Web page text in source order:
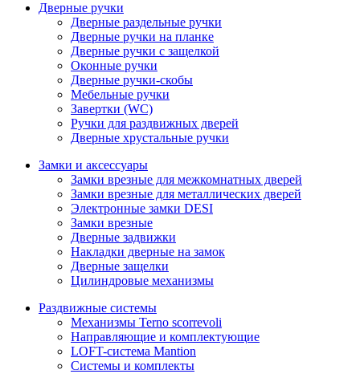
Дверные ручки
Дверные раздельные ручки
Дверные ручки на планке
Дверные ручки с защелкой
Оконные ручки
Дверные ручки-скобы
Мебельные ручки
Завертки (WC)
Ручки для раздвижных дверей
Дверные хрустальные ручки
Замки и аксессуары
Замки врезные для межкомнатных дверей
Замки врезные для металлических дверей
Электронные замки DESI
Замки врезные
Дверные задвижки
Накладки дверные на замок
Дверные защелки
Цилиндровые механизмы
Раздвижные системы
Механизмы Terno scorrevoli
Направляющие и комплектующие
LOFT-cистема Mantion
Системы и комплекты